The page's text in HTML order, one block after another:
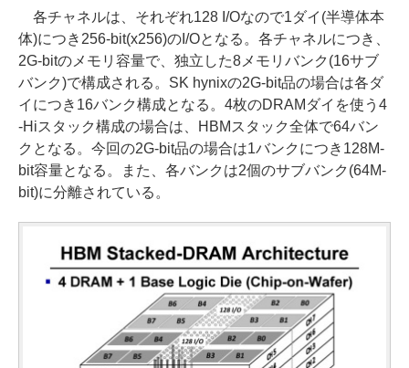
各チャネルは、それぞれ128 I/Oなので1ダイ(半導体本
体)につき256-bit(x256)のI/Oとなる。各チャネルにつき、
2G-bitのメモリ容量で、独立した8メモリバンク(16サブ
バンク)で構成される。SK hynixの2G-bit品の場合は各ダ
イにつき16バンク構成となる。4枚のDRAMダイを使う4
-Hiスタック構成の場合は、HBMスタック全体で64バン
クとなる。今回の2G-bit品の場合は1バンクにつき128M-
bit容量となる。また、各バンクは2個のサブバンク(64M-
bit)に分離されている。